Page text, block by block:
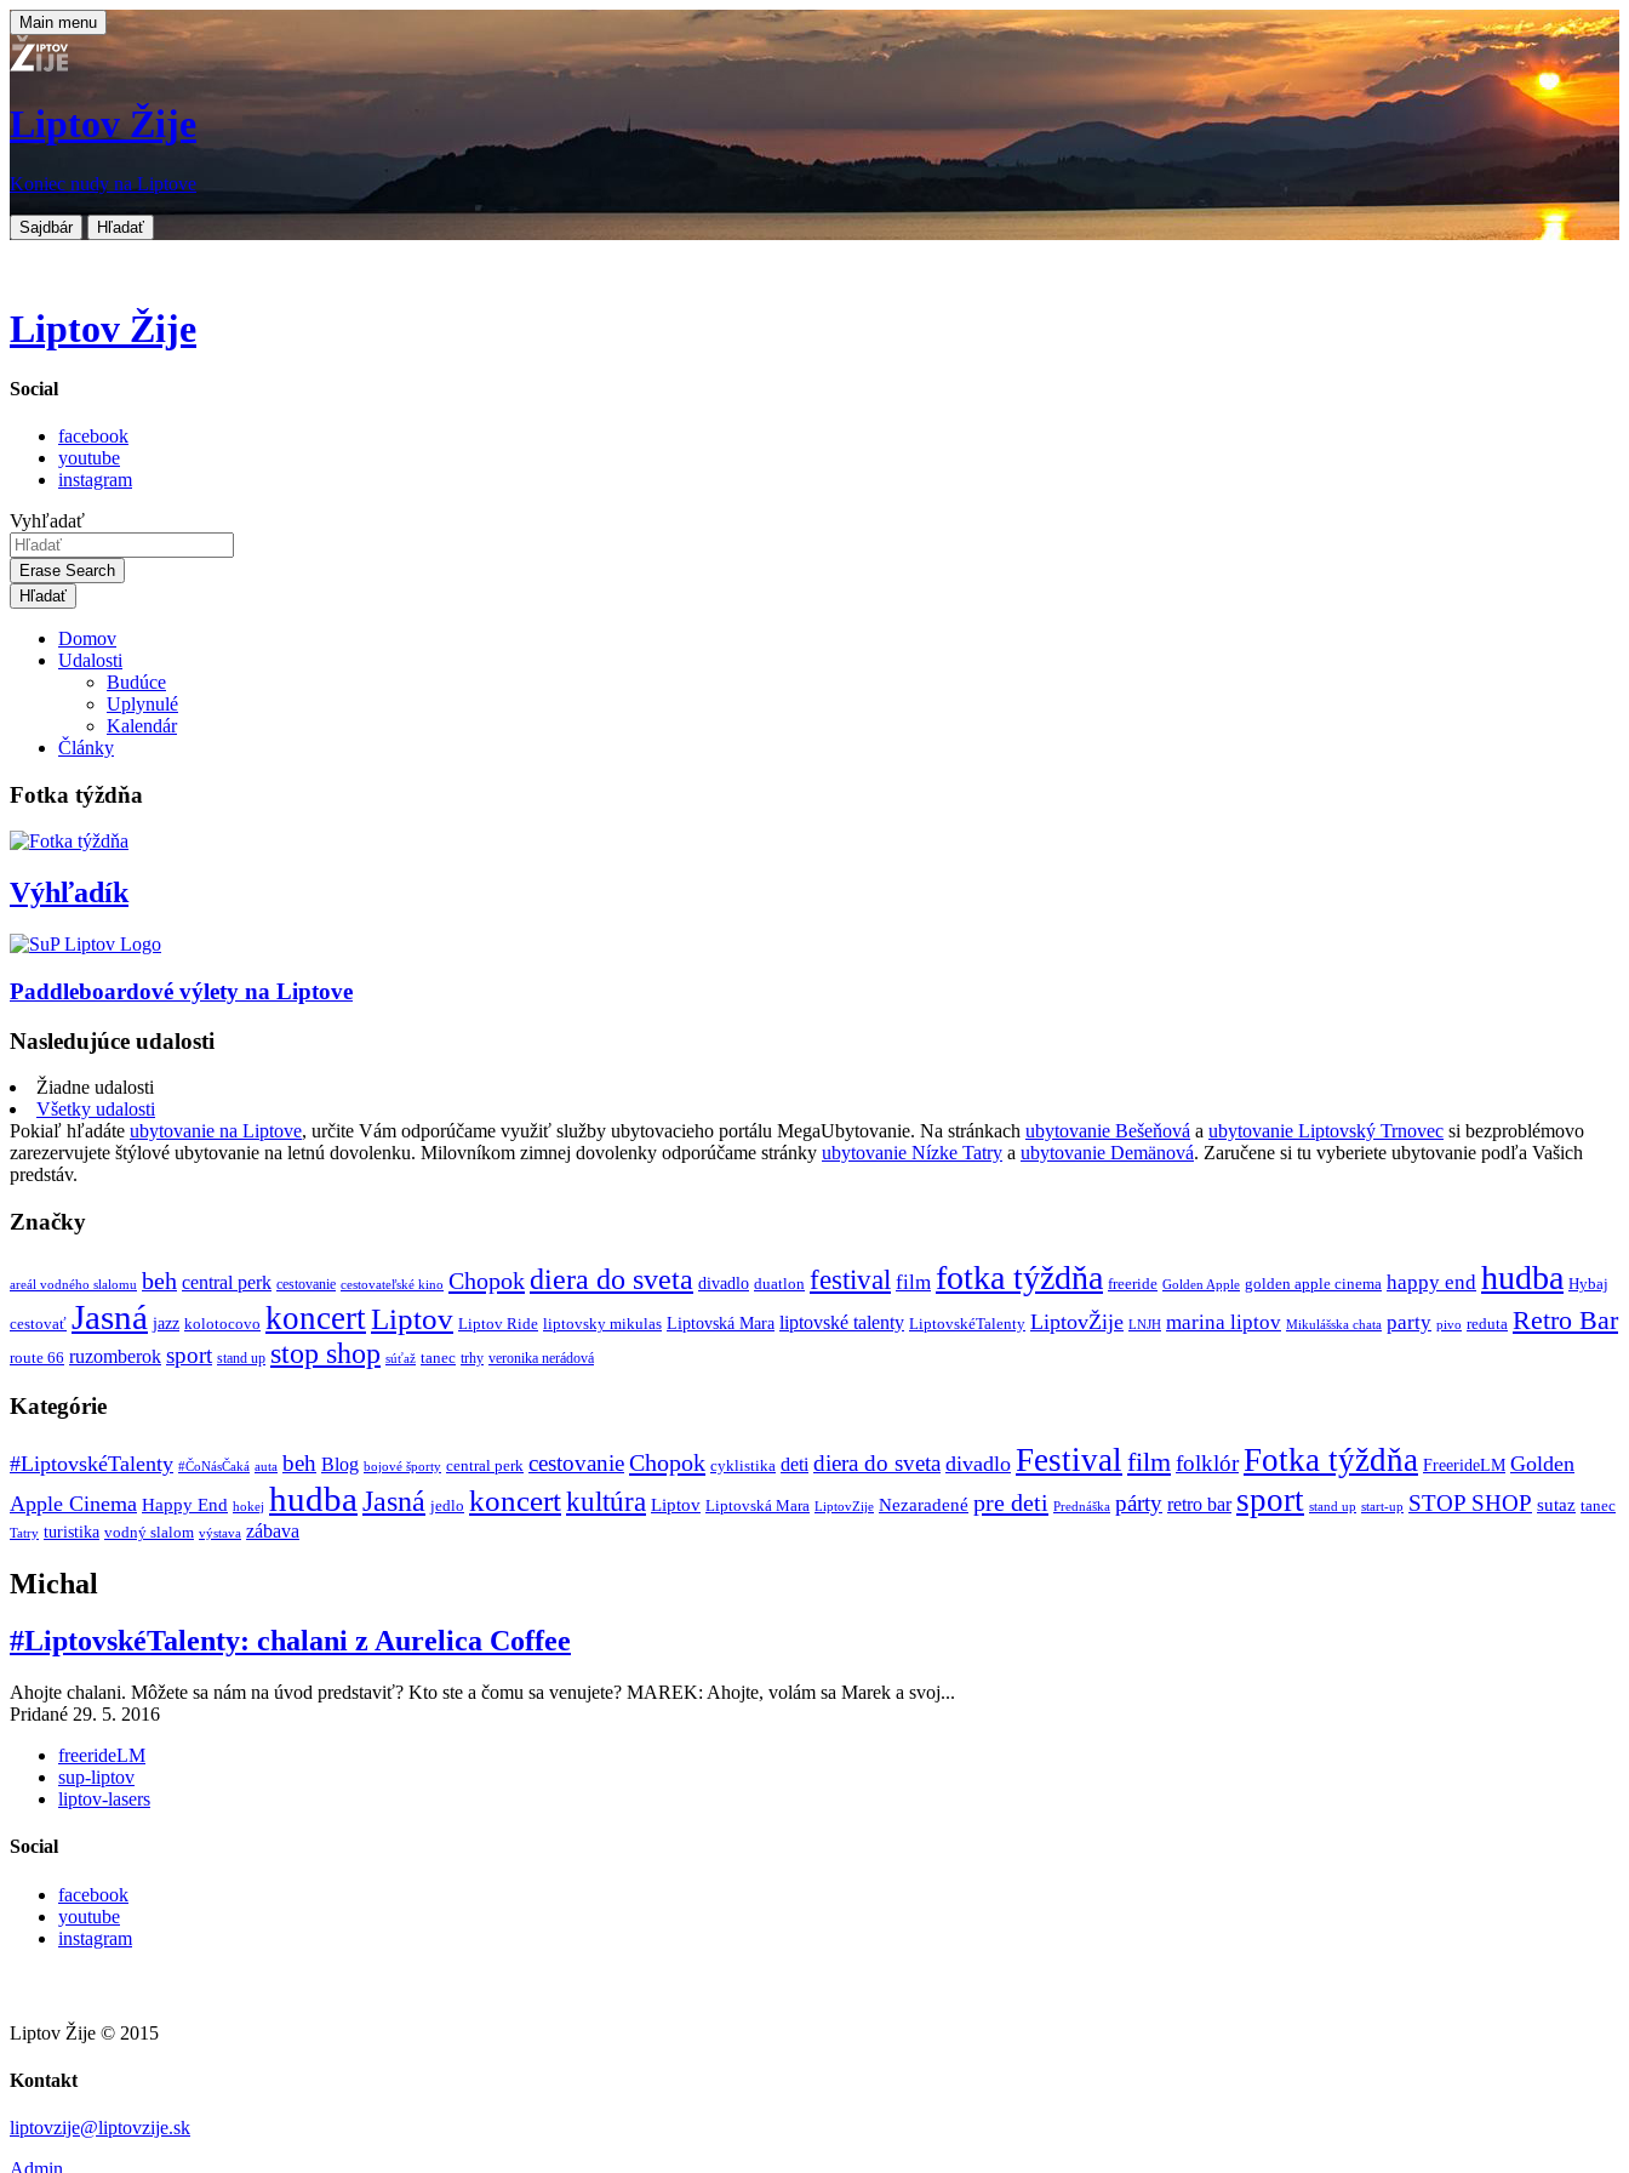
Main menu
Liptov Žije
Koniec nudy na Liptove
Sajdbár Hľadať
Liptov Žije
Social
facebook
youtube
instagram
Vyhľadať
Erase Search
Domov
Udalosti
Budúce
Uplynulé
Kalendár
Články
Fotka týždňa
Výhľadík
Paddleboardové výlety na Liptove
Nasledujúce udalosti
Žiadne udalosti
Všetky udalosti
Pokiaľ hľadáte ubytovanie na Liptove, určite Vám odporúčame využiť služby ubytovacieho portálu MegaUbytovanie. Na stránkach ubytovanie Bešeňová a ubytovanie Liptovský Trnovec si bezproblémovo
zarezervujete štýlové ubytovanie na letnú dovolenku. Milovníkom zimnej dovolenky odporúčame stránky ubytovanie Nízke Tatry a ubytovanie Demänová. Zaručene si tu vyberiete ubytovanie podľa Vašich
predstáv.
Značky
areál vodného slalomu beh central perk cestovanie cestovateľské kino Chopokdiera do sveta divadlo duatlon festival film fotka týždňa freeride Golden Apple golden apple cinema happy end hudba Hybaj
cestovať Jasná jazz kolotocovo koncertLiptov Liptov Ride liptovsky mikulas Liptovská Mara liptovské talenty LiptovskéTalenty LiptovŽije LNJH marina liptov Mikulášska chata party pivo reduta Retro Bar
route 66 ruzomberok sport stand up stop shop súťaž tanec trhy veronika nerádová
Kategórie
#LiptovskéTalenty #ČoNásČaká auta beh Blog bojové športy central perk cestovanieChopok cyklistika deti diera do sveta divadlo Festival filmfolklórFotka týždňa FreerideLM Golden
Apple Cinema Happy End hokej hudba Jasná jedlo koncertkultúra Liptov Liptovská Mara LiptovZije Nezaradené pre deti Prednáška párty retro bar sport stand up start-up STOP SHOP sutaz tanec
Tatry turistika vodný slalom výstava zábava
Michal
#LiptovskéTalenty: chalani z Aurelica Coffee
Ahojte chalani. Môžete sa nám na úvod predstaviť? Kto ste a čomu sa venujete? MAREK: Ahojte, volám sa Marek a svoj...
Pridané 29. 5. 2016
freerideLM
sup-liptov
liptov-lasers
Social
facebook
youtube
instagram
Liptov Žije © 2015
Kontakt
liptovzije@liptovzije.sk
Admin